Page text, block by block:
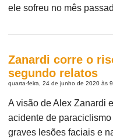
ele sofreu no mês
Zanardi corre o
segundo relatos
quarta-feira, 24 de junho de 2020 às
A visão de Alex Zanardi
acidente de
graves lesões faciais e